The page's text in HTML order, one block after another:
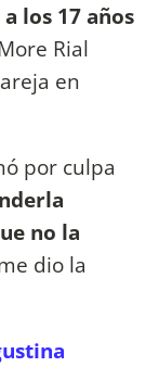
los 17 años
Rial
en
por culpa
no la
dio la